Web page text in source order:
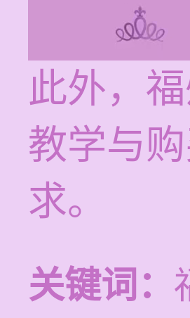
此外，
教学与
求。
关键词：